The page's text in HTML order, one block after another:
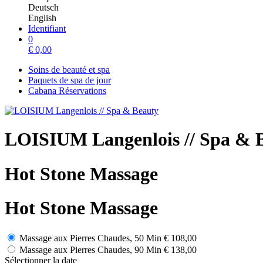
Deutsch
English
Identifiant
0
€ 0,00
Soins de beauté et spa
Paquets de spa de jour
Cabana Réservations
LOISIUM Langenlois // Spa &
Hot Stone Massage
Hot Stone Massage
Massage aux Pierres Chaudes, 50 Min € 108,00
Massage aux Pierres Chaudes, 90 Min € 138,00
Sélectionner la date